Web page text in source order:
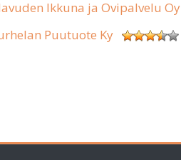
Ikkuna ja Ovipalvelu Oy
Puutuote Ky